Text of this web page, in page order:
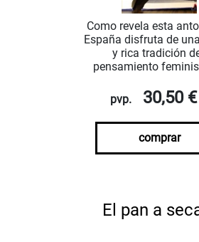
Como revela esta
España disfruta de
y rica tradición
pensamiento
pvp. 30,50 €
comprar
El pan a